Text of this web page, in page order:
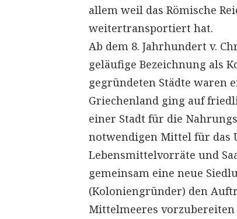
allem weil das Römische
weitertransportiert hat.
Ab dem 8. Jahrhundert v.
geläufige Bezeichnung als
gegründeten Städte waren
Griechenland ging auf
einer Stadt für die
notwendigen Mittel für das
Lebensmittelvorräte und
gemeinsam eine neue
(Koloniengründer) den
Mittelmeeres